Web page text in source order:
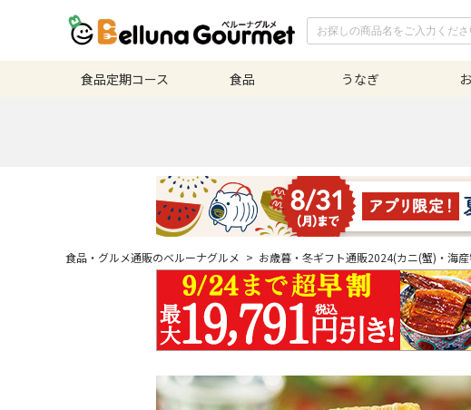
食品定期コース 食品 うなぎ
食品・グルメ通販のベルーナグルメ > お歳暮・冬ギフト通販2024(カニ(蟹)・海